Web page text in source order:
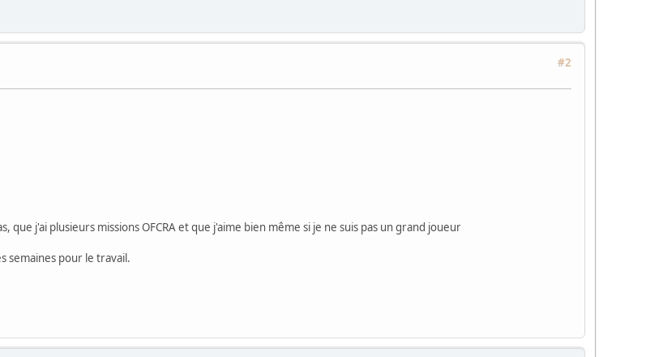
#2
que j'ai plusieurs missions OFCRA et que j'aime bien même si je ne suis pas un grand joueur
semaines pour le travail.